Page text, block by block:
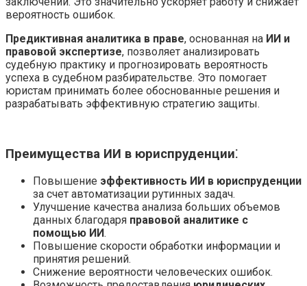
вероятность ошибок.
Предиктивная аналитика в праве, основанная на ИИ и
правовой экспертизе, позволяет анализировать
судебную практику и прогнозировать вероятность
успеха в судебном разбирательстве. Это помогает
юристам принимать более обоснованные решения и
разрабатывать эффективную стратегию защиты.
Преимущества ИИ в юриспруденции⁚
Повышение эффективность ИИ в юриспруденции
за счет автоматизации рутинных задач.
Улучшение качества анализа больших объемов
данных благодаря правовой аналитике с
помощью ИИ.
Повышение скорости обработки информации и
принятия решений.
Снижение вероятности человеческих ошибок.